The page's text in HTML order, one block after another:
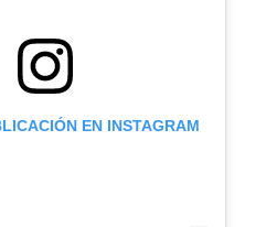
EN INSTAGRAM